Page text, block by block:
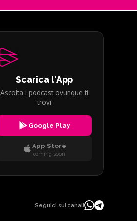
Scarica l'App
Ascolta i podcast ovunque ti
trovi
Google Play
App Store
coming soon
Seguici sui canali